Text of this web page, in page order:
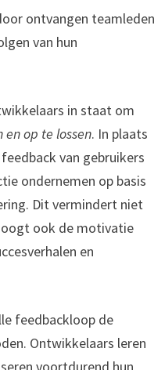
ontvangen teamleden
van hun
in staat om
op te lossen. In plaats
van gebruikers
ondernemen op basis
Dit vermindert niet
ook de motivatie
en
feedbackloop de
Ontwikkelaars leren
voortdurend hun